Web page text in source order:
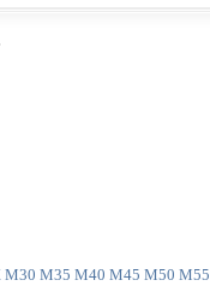
М30 М35 М40 М45 М50 М55